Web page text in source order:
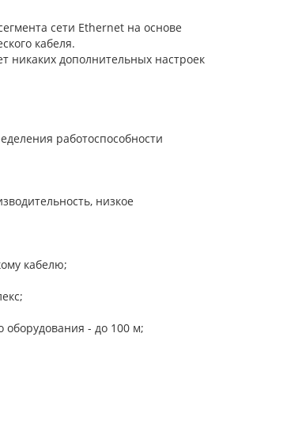
сети Ethernet на основе
кабеля.
никаких дополнительных настроек
работоспособности
низкое
кабелю;
оборудования - до 100 м;